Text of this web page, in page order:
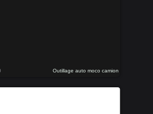
Outillage auto moco camion